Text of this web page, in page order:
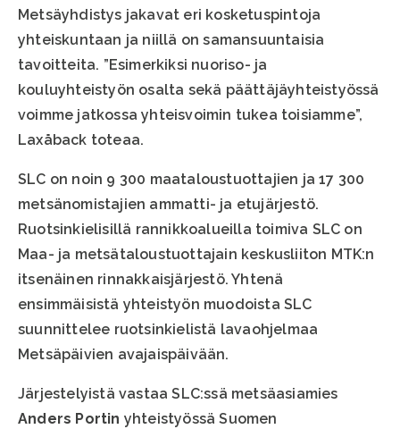
Metsäyhdistys jakavat eri kosketuspintoja
yhteiskuntaan ja niillä on samansuuntaisia
tavoitteita. ”Esimerkiksi nuoriso- ja
kouluyhteistyön osalta sekä päättäjäyhteistyössä
voimme jatkossa yhteisvoimin tukea toisiamme”,
Laxåback toteaa.
SLC on noin 9 300 maataloustuottajien ja 17 300
metsänomistajien ammatti- ja etujärjestö.
Ruotsinkielisillä rannikkoalueilla toimiva SLC on
Maa- ja metsätaloustuottajain keskusliiton MTK:n
itsenäinen rinnakkaisjärjestö. Yhtenä
ensimmäisistä yhteistyön muodoista SLC
suunnittelee ruotsinkielistä lavaohjelmaa
Metsäpäivien avajaispäivään.
Järjestelyistä vastaa SLC:ssä metsäasiamies
Anders Portin yhteistyössä Suomen